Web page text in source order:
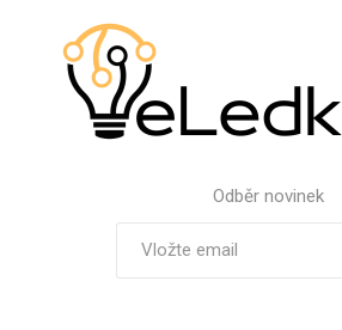
Odběr novinek